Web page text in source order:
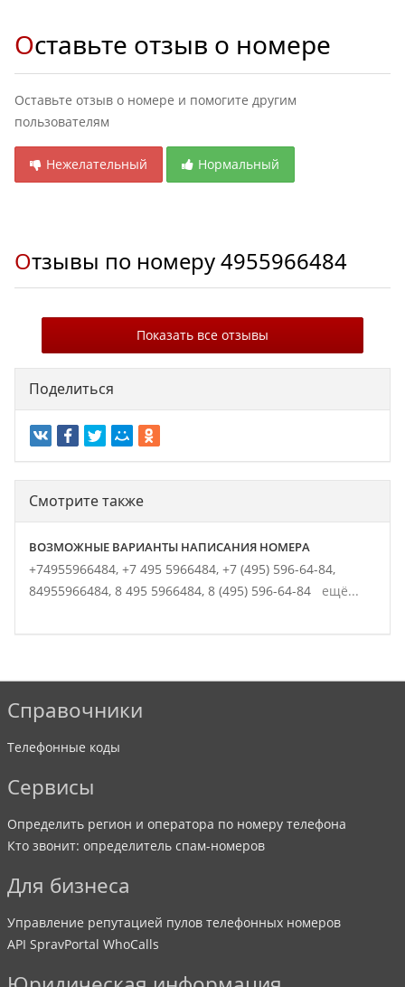
Оставьте отзыв о номере
Оставьте отзыв о номере и помогите другим
пользователям
Нежелательный Нормальный
Отзывы по номеру4955966484
Показать все отзывы
Поделиться
Смотрите также
ВОЗМОЖНЫЕ ВАРИАНТЫ НАПИСАНИЯ НОМЕРА
+74955966484, +7 495 5966484, +7 (495) 596-64-84,
84955966484, 8 495 5966484, 8 (495) 596-64-84 ещё...
Справочники
Телефонные коды
Сервисы
Определить регион и оператора по номеру телефона
Кто звонит: определитель спам-номеров
Для бизнеса
Управление репутацией пулов телефонных номеров
API SpravPortal WhoCalls